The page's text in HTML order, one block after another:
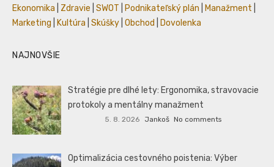
Ekonomika
Zdravie SWOT Podnikateľský plán Manažment
Marketing
Kultúra Skúšky Obchod Dovolenka
NAJNOVŠIE
Stratégie pre dlhé lety: Ergonomika, stravovacie
protokoly a mentálny manažment
5. 8. 2026 Jankoš No comments
Optimalizácia cestovného poistenia: Výber